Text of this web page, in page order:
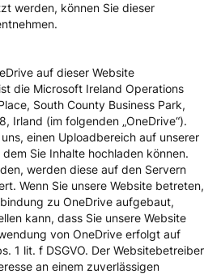
werden, können Sie dieser
auf dieser Website
die Microsoft Ireland Operations
South County Business Park,
Irland (im folgenden „OneDrive“).
einen Uploadbereich auf unserer
Sie Inhalte hochladen können.
werden diese auf den Servern
Wenn Sie unsere Website betreten,
zu OneDrive aufgebaut,
kann, dass Sie unsere Website
von OneDrive erfolgt auf
1 lit. f DSGVO. Der Websitebetreiber
an einem zuverlässigen